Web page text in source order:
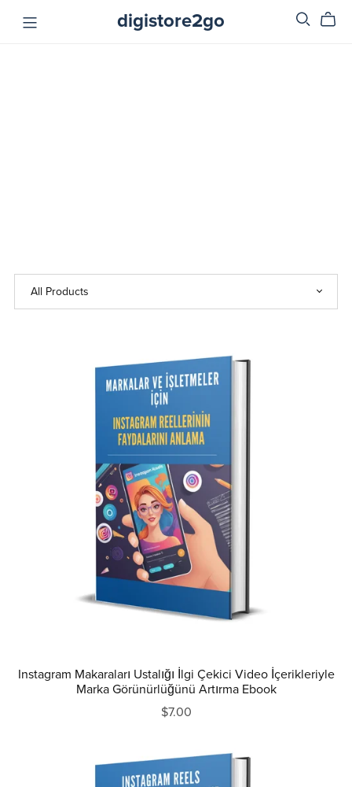
digistore2go
Instagram Makaraları Ustalığı İlgi Çekici Video İçerikleriyle
Marka Görünürlüğünü Artırma Ebook
$7.00